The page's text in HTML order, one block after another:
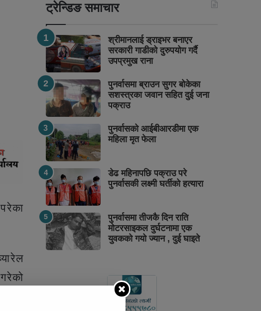
ट्रेन्डिङ समाचार
श्रीमानलाई ड्राइभर बनाएर
सरकारी गाडीको दुरुपयोग गर्दै
उपप्रमुख राना
पुनर्वासमा ब्राउन सुगर बोकेका
सशस्त्रका जवान सहित दुई जना
पक्राउ
पुनर्वासको आईबीआरडीमा एक
महिला मृत फेला
डेढ महिनापछि पक्राउ परे
पुनर्वासकी लक्ष्मी घर्तीको हत्यारा
पुनर्वासमा तीजकै दिन राति
मोटरसाइकल दुर्घटनामा एक
युवकको गयो ज्यान , दुई घाइते